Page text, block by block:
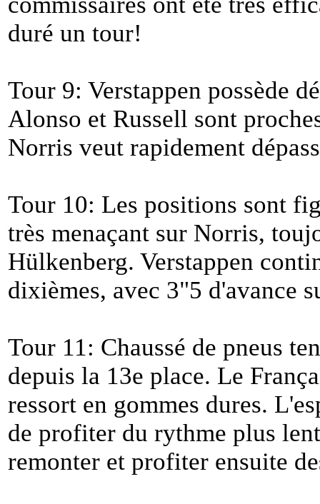
duré un tour!
Tour 9: Verstappen possède
Alonso et Russell sont
Norris veut rapidement
Tour 10: Les positions sont
très menaçant sur Norris,
Hülkenberg. Verstappen
dixièmes, avec 3"5 d'avance
Tour 11: Chaussé de pneus
depuis la 13e place. Le
ressort en gommes dures.
de profiter du rythme plus
remonter et profiter ensuite